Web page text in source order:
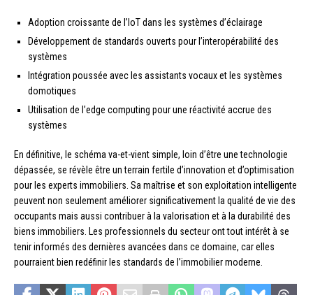
Adoption croissante de l’IoT dans les systèmes d’éclairage
Développement de standards ouverts pour l’interopérabilité des
systèmes
Intégration poussée avec les assistants vocaux et les systèmes
domotiques
Utilisation de l’edge computing pour une réactivité accrue des
systèmes
En définitive, le schéma va-et-vient simple, loin d’être une technologie
dépassée, se révèle être un terrain fertile d’innovation et d’optimisation
pour les experts immobiliers. Sa maîtrise et son exploitation intelligente
peuvent non seulement améliorer significativement la qualité de vie des
occupants mais aussi contribuer à la valorisation et à la durabilité des
biens immobiliers. Les professionnels du secteur ont tout intérêt à se
tenir informés des dernières avancées dans ce domaine, car elles
pourraient bien redéfinir les standards de l’immobilier moderne.